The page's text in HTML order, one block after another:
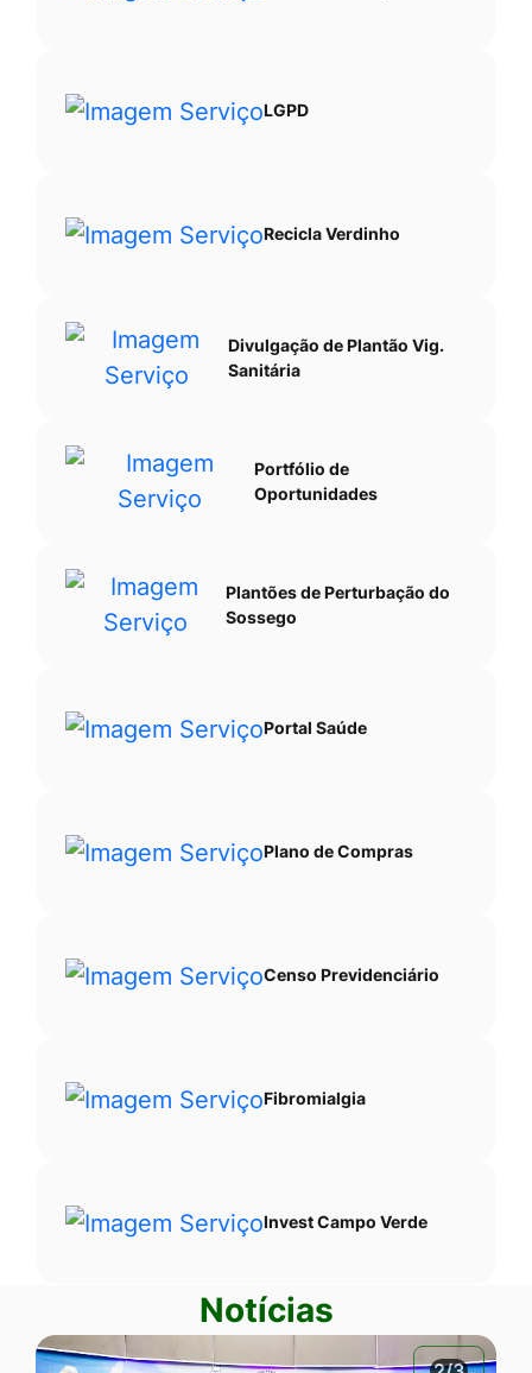
LGPD
Recicla Verdinho
Divulgação de Plantão Vig.
Sanitária
Portfólio de
Oportunidades
Plantões de Perturbação do
Sossego
Portal Saúde
Plano de Compras
Censo Previdenciário
Fibromialgia
Invest Campo Verde
Notícias